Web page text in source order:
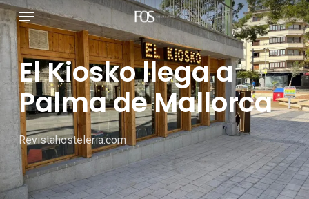
Ir
al
contenido
principal
Menú
​El Kiosko llega a
Palma de Mallorca
Revistahosteleria.com